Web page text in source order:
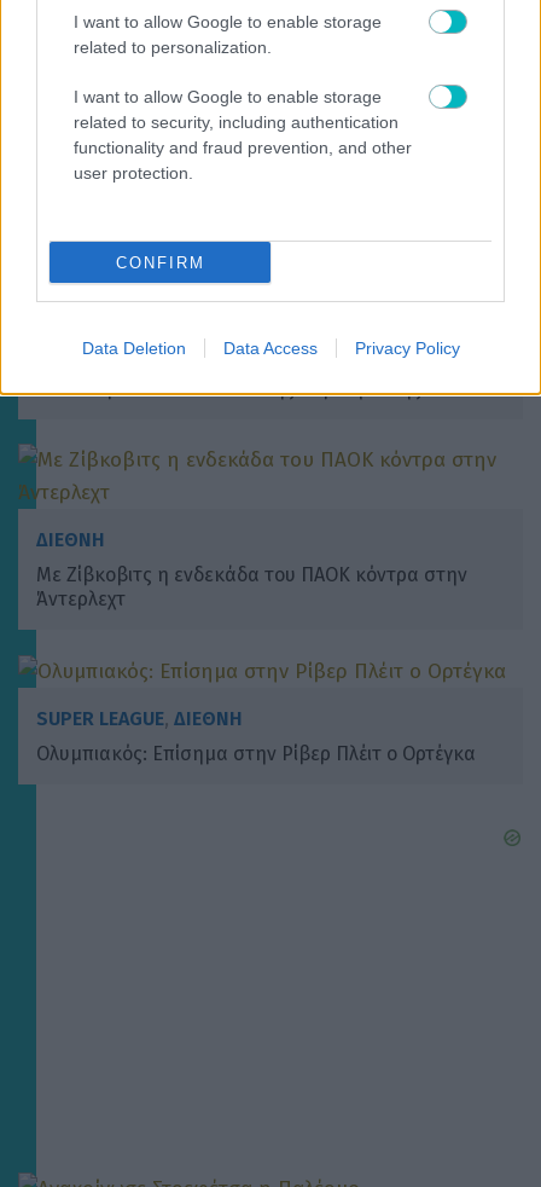
I want to allow Google to enable storage
related to personalization.
I want to allow Google to enable storage
related to security, including authentication
functionality and fraud prevention, and other
user protection.
CONFIRM
Data Deletion Data Access Privacy Policy
ΔΙΕΘΝΗ
ΔΙΕΘΝΗ
Στον Φορλάν τα… κλειδιά της Ουρουγουάης
ΔΙΕΘΝΗ
Με Ζίβκοβιτς η ενδεκάδα του ΠΑΟΚ κόντρα στην
Άντερλεχτ
SUPER LEAGUE, ΔΙΕΘΝΗ
Ολυμπιακός: Επίσημα στην Ρίβερ Πλέιτ ο Ορτέγκα